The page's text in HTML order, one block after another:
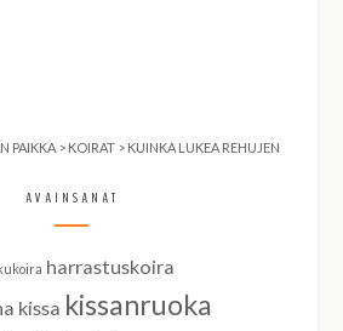
PAIKKA > KOIRAT > KUINKA LUKEA REHUJEN
AVAINSANAT
harrastuskoira
kissa kissanruoka